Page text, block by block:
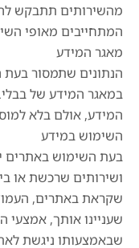
מהשירותים תתבקש
המתחייבים מאופי
מאגר המידע
הנתונים שתמסור
במאגר המידע של
המידע, אולם בלא
השימוש במידע
בעת השימוש באתרים
ושירותים שרכשת או
שקראת באתרים,
שעניינו אותך,